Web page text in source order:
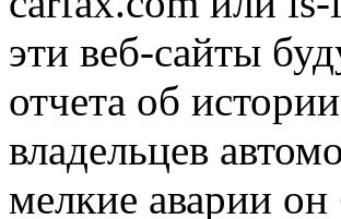
эти веб-сайты
отчета об
владельцев
мелкие аварии